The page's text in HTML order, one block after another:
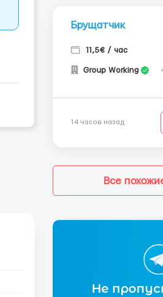
Брущатчик
11,5€ / час
Group Working
14 часов назад
Все
Не